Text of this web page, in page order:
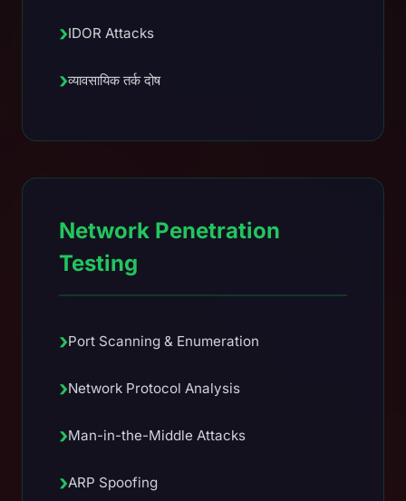
›IDOR Attacks
›व्यावसायिक तर्क दोष
Network Penetration
Testing
›Port Scanning & Enumeration
›Network Protocol Analysis
›Man-in-the-Middle Attacks
›ARP Spoofing